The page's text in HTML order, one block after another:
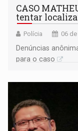
CASO
tentar
Polícia 06
Denúncias
para o caso